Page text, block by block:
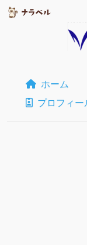
ホーム
プロフィー